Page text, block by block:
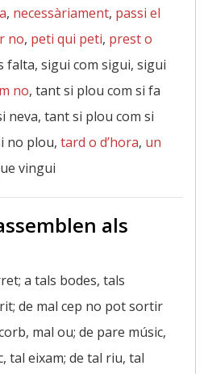
, necessàriament, passi el
no, peti qui peti, prest o
falta, sigui com sigui, sigui
no, tant si plou com si fa
neva, tant si plou com si
no plou, tard o d’hora, un
vingui
als
a tals bodes, tals
de mal cep no pot sortir
mal ou; de pare músic,
tal eixam; de tal riu, tal